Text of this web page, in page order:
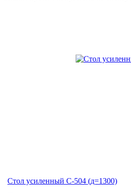
Стол усиленный С-504 (д=1300)